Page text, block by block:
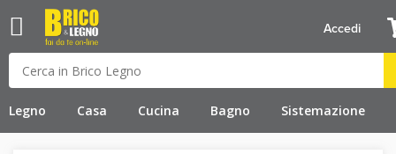
Legno Casa Cucina Bagno Sistemazione
Accedi